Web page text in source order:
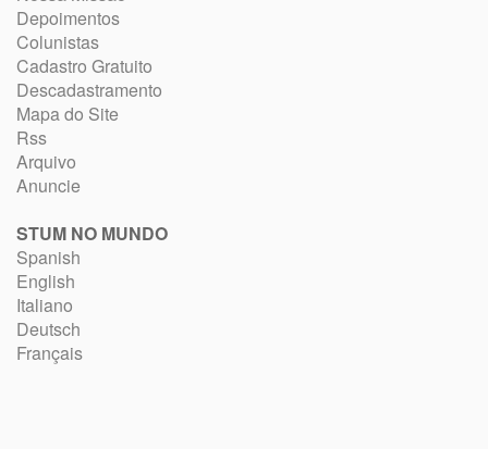
Depoimentos
Colunistas
Cadastro Gratuito
Descadastramento
Mapa do Site
Rss
Arquivo
Anuncie
STUM NO MUNDO
Spanish
English
Italiano
Deutsch
Français